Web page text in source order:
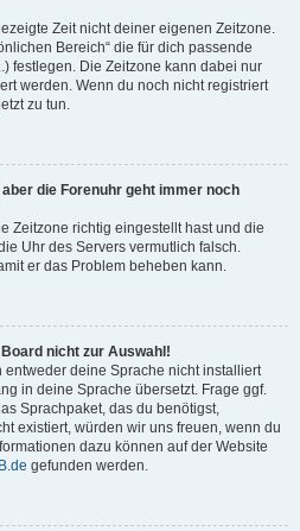
Zeit nicht deiner eigenen Zeitzone.
Bereich“ die für dich passende
festlegen. Die Zeitzone kann dabei nur
werden. Wenn du noch nicht registriert
zu tun.
die Forenuhr geht immer noch
Zeitzone richtig eingestellt hast und die
Uhr des Servers vermutlich falsch.
er das Problem beheben kann.
nicht zur Auswahl!
entweder deine Sprache nicht installiert
in deine Sprache übersetzt. Frage ggf.
Sprachpaket, das du benötigst,
existiert, würden wir uns freuen, wenn du
dazu können auf der Website
gefunden werden.